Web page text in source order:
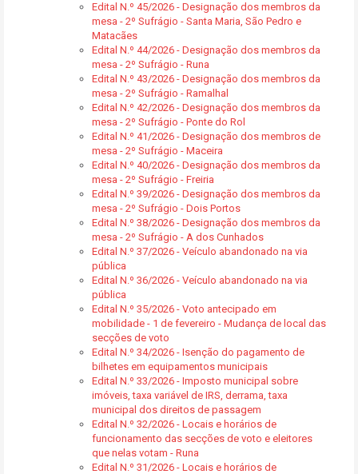
Edital N.º 45/2026 - Designação dos membros da
mesa - 2º Sufrágio - Santa Maria, São Pedro e
Matacães
Edital N.º 44/2026 - Designação dos membros da
mesa - 2º Sufrágio - Runa
Edital N.º 43/2026 - Designação dos membros da
mesa - 2º Sufrágio - Ramalhal
Edital N.º 42/2026 - Designação dos membros da
mesa - 2º Sufrágio - Ponte do Rol
Edital N.º 41/2026 - Designação dos membros de
mesa - 2º Sufrágio - Maceira
Edital N.º 40/2026 - Designação dos membros da
mesa - 2º Sufrágio - Freiria
Edital N.º 39/2026 - Designação dos membros da
mesa - 2º Sufrágio - Dois Portos
Edital N.º 38/2026 - Designação dos membros da
mesa - 2º Sufrágio - A dos Cunhados
Edital N.º 37/2026 - Veículo abandonado na via
pública
Edital N.º 36/2026 - Veículo abandonado na via
pública
Edital N.º 35/2026 - Voto antecipado em
mobilidade - 1 de fevereiro - Mudança de local das
secções de voto
Edital N.º 34/2026 - Isenção do pagamento de
bilhetes em equipamentos municipais
Edital N.º 33/2026 - Imposto municipal sobre
imóveis, taxa variável de IRS, derrama, taxa
municipal dos direitos de passagem
Edital N.º 32/2026 - Locais e horários de
funcionamento das secções de voto e eleitores
que nelas votam - Runa
Edital N.º 31/2026 - Locais e horários de